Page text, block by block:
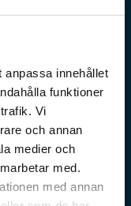
anpassa innehållet
funktioner
Vi
och annan
medier och
med.
med annan